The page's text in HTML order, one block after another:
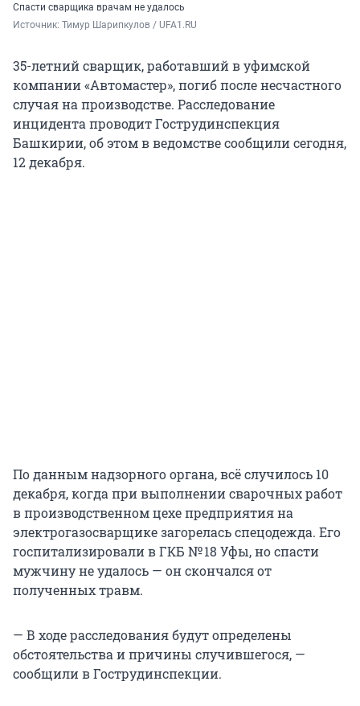
Спасти сварщика врачам не удалось
Источник: Тимур Шарипкулов / UFA1.RU
35-летний сварщик, работавший в уфимской
компании «Автомастер», погиб после несчастного
случая на производстве. Расследование
инцидента проводит Гострудинспекция
Башкирии, об этом в ведомстве сообщили сегодня,
12 декабря.
По данным надзорного органа, всё случилось 10
декабря, когда при выполнении сварочных работ
в производственном цехе предприятия на
электрогазосварщике загорелась спецодежда. Его
госпитализировали в ГКБ № 18 Уфы, но спасти
мужчину не удалось — он скончался от
полученных травм.
— В ходе расследования будут определены
обстоятельства и причины случившегося, —
сообщили в Гострудинспекции.